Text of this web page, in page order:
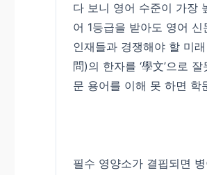
다 보니 영어 수준이 가장
어 1등급을 받아도 영어
인재들과 경쟁해야 할 미
問)의 한자를 ‘學文’으로
문 용어를 이해 못 하면 학
필수 영양소가 결핍되면